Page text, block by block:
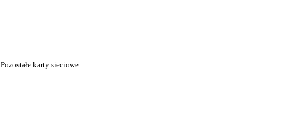
Pozostałe karty sieciowe